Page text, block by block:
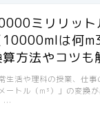
ミリリット
10000mlは何
方法やコツも
生活や理科の授業、仕
ートル（m³）」の変換
…